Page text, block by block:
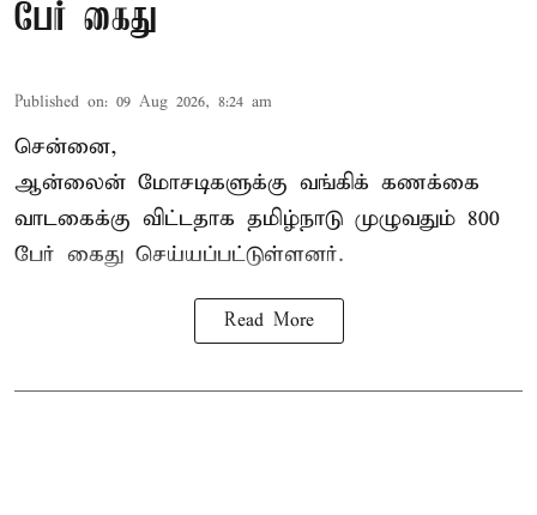
பேர் கைது
Published on: 09 Aug 2026, 8:24 am
சென்னை,
ஆன்லைன் மோசடிகளுக்கு வங்கிக் கணக்கை
வாடகைக்கு விட்டதாக தமிழ்நாடு முழுவதும் 800
பேர் கைது செய்யப்பட்டுள்ளனர்.
Read More